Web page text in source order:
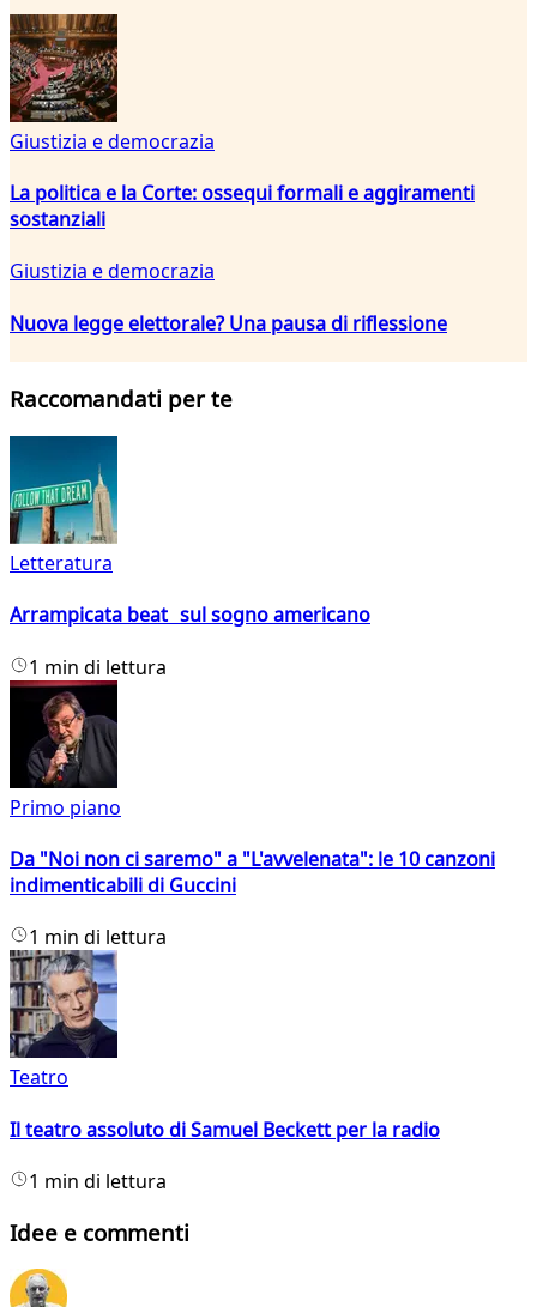
Giustizia e democrazia
La politica e la Corte: ossequi formali e aggiramenti
sostanziali
Giustizia e democrazia
Nuova legge elettorale? Una pausa di riflessione
Raccomandati per te
Letteratura
Arrampicata beat sul sogno americano
1 min di lettura
Primo piano
Da "Noi non ci saremo" a "L'avvelenata": le 10 canzoni
indimenticabili di Guccini
1 min di lettura
Teatro
Il teatro assoluto di Samuel Beckett per la radio
1 min di lettura
Idee e commenti